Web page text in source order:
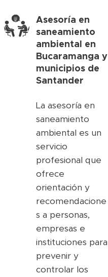
Asesoría en
saneamiento
ambiental en
Bucaramanga y
municipios de
Santander
La asesoría en
saneamiento
ambiental es un
servicio
profesional que
ofrece
orientación y
recomendacione
s a personas,
empresas e
instituciones para
prevenir y
controlar los